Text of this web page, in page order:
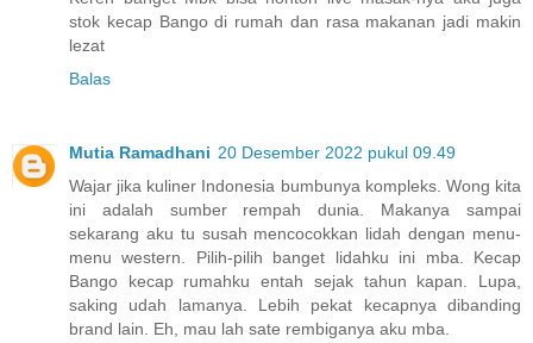
stok kecap Bango di rumah dan rasa makanan jadi makin
lezat
Balas
Mutia Ramadhani 20 Desember 2022 pukul 09.49
Wajar jika kuliner Indonesia bumbunya kompleks. Wong kita
ini adalah sumber rempah dunia. Makanya sampai
sekarang aku tu susah mencocokkan lidah dengan menu-
menu western. Pilih-pilih banget lidahku ini mba. Kecap
Bango kecap rumahku entah sejak tahun kapan. Lupa,
saking udah lamanya. Lebih pekat kecapnya dibanding
brand lain. Eh, mau lah sate rembiganya aku mba.